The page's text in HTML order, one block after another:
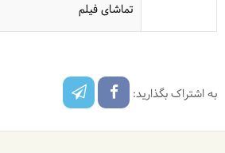
تماشای فیلم
به اشتراک بگذارید: